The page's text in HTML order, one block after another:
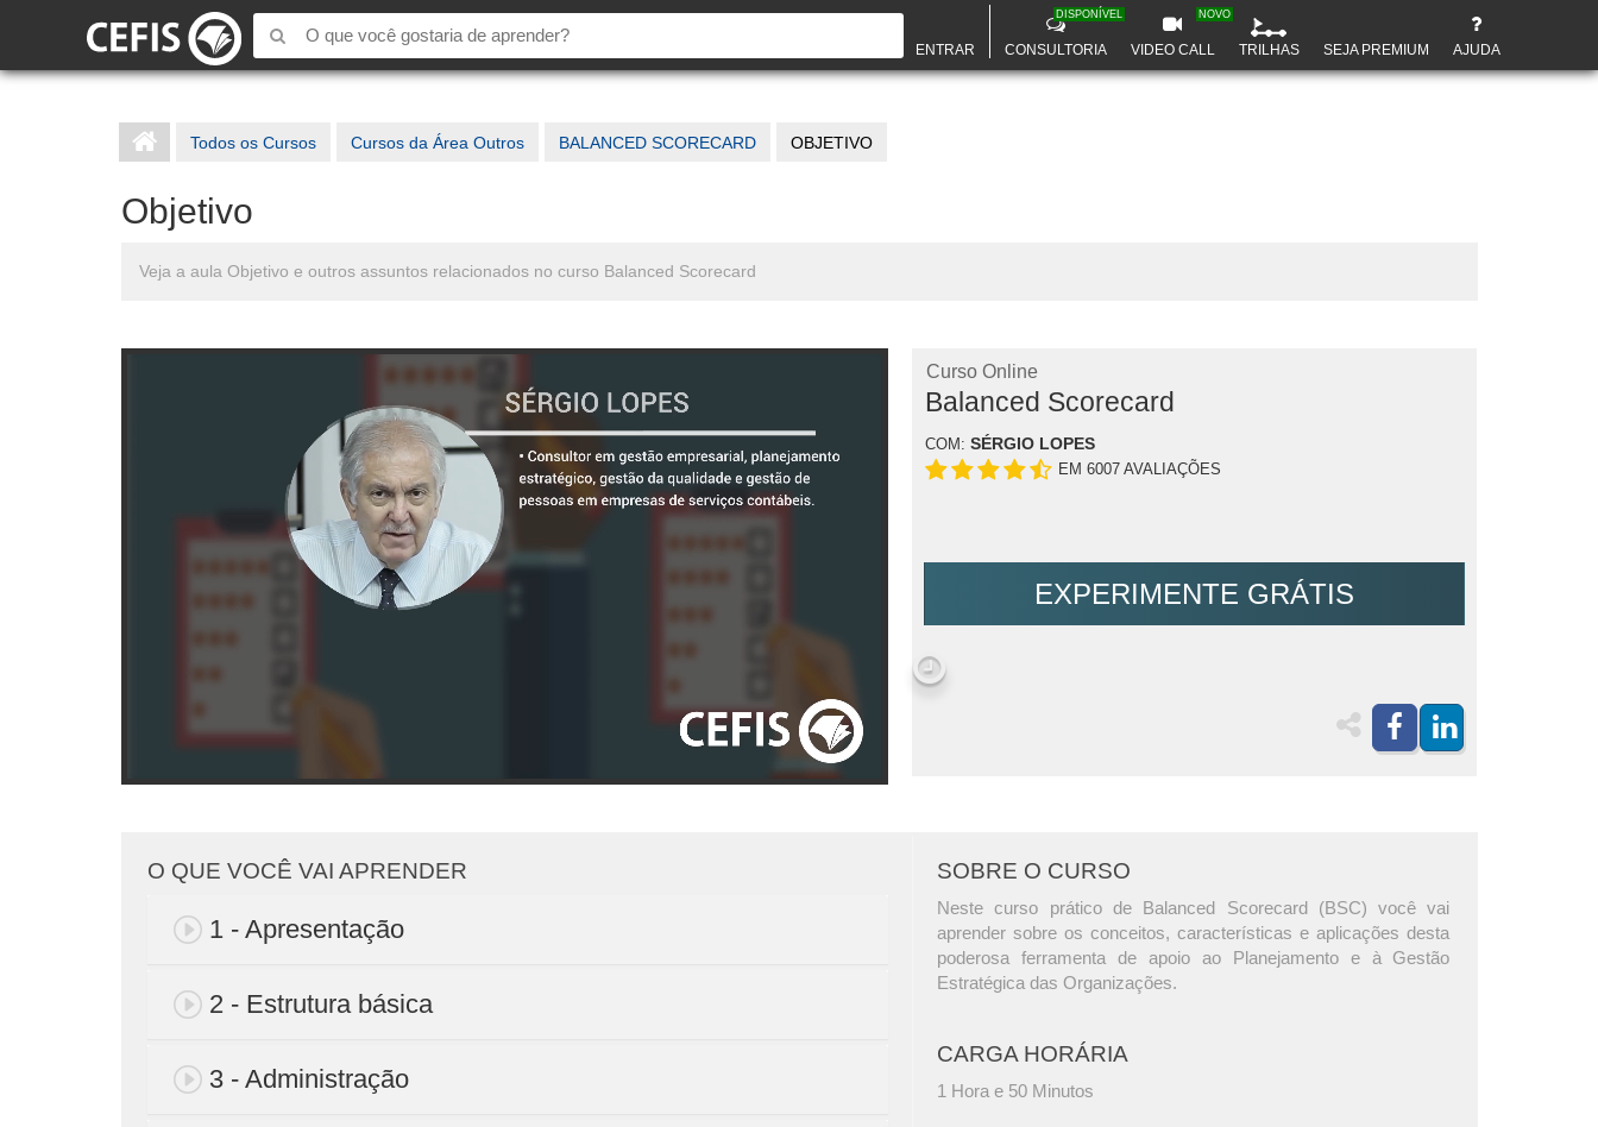
ENTRAR CONSULTORIA
DISPONÍVEL
VIDEO CALL
NOVO
TRILHAS SEJA PREMIUM AJUDA
Todos os Cursos Cursos da Área Outros BALANCED SCORECARD OBJETIVO
Objetivo
Veja a aula Objetivo e outros assuntos relacionados no curso Balanced Scorecard
Curso Online
Balanced Scorecard
COM: SÉRGIO LOPES
EM 6007 AVALIAÇÕES
EXPERIMENTE GRÁTIS
O QUE VOCÊ VAI APRENDER
1 - Apresentação
2 - Estrutura básica
3 - Administração
SOBRE O CURSO
Neste curso prático de Balanced Scorecard (BSC) você vai
aprender sobre os conceitos, características e aplicações desta
poderosa ferramenta de apoio ao Planejamento e à Gestão
Estratégica das Organizações.
CARGA HORÁRIA
1 Hora e 50 Minutos